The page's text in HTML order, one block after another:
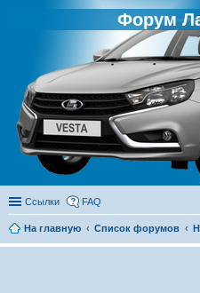
Форум
Ссылки FAQ
На главную Список форумов